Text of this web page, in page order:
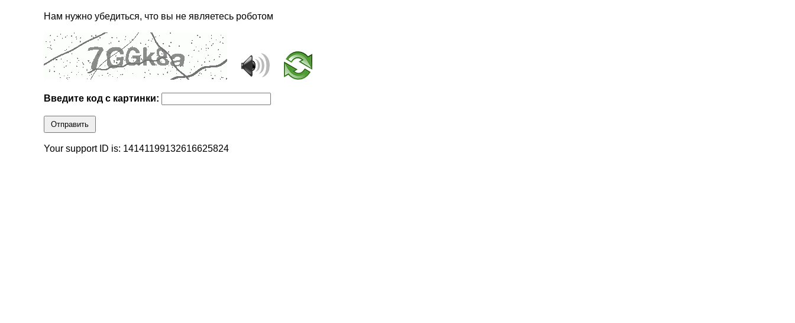
Нам нужно убедиться, что вы не являетесь роботом
Введите код с картинки:
Отправить
Your support ID is: 14141199132616625824